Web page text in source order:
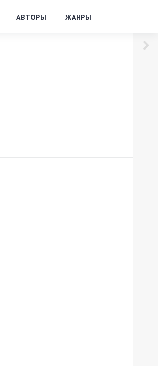
АВТОРЫ ЖАНРЫ